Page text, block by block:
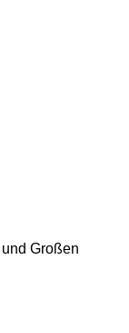
Großen